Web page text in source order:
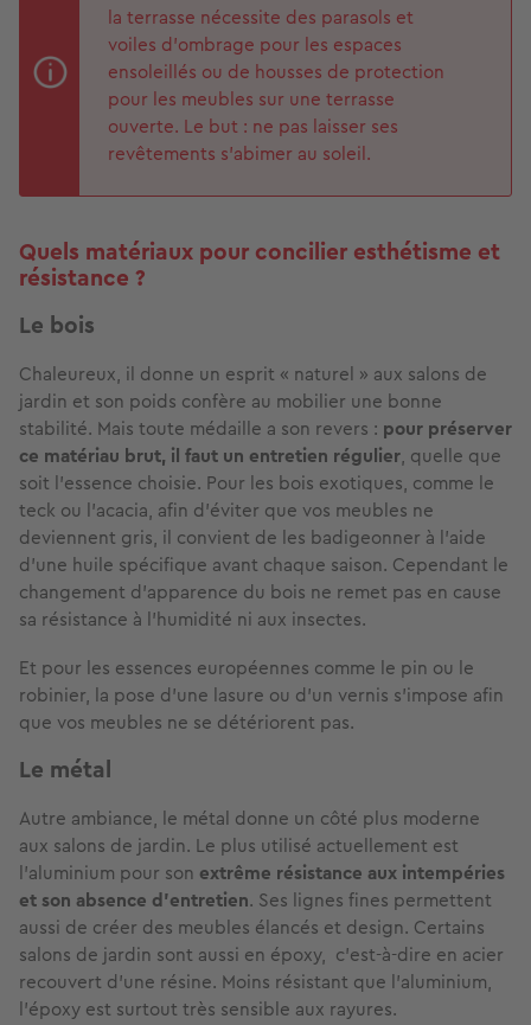
la terrasse nécessite des parasols et
voiles d’ombrage pour les espaces
ensoleillés ou de housses de protection
pour les meubles sur une terrasse
ouverte. Le but : ne pas laisser ses
revêtements s'abimer au soleil.
Quels matériaux pour concilier esthétisme et
résistance ?
Le bois
Chaleureux, il donne un esprit « naturel » aux salons de
jardin et son poids confère au mobilier une bonne
stabilité. Mais toute médaille a son revers : pour préserver
ce matériau brut, il faut un entretien régulier, quelle que
soit l’essence choisie. Pour les bois exotiques, comme le
teck ou l’acacia, afin d’éviter que vos meubles ne
deviennent gris, il convient de les badigeonner à l’aide
d’une huile spécifique avant chaque saison. Cependant le
changement d’apparence du bois ne remet pas en cause
sa résistance à l’humidité ni aux insectes.
Et pour les essences européennes comme le pin ou le
robinier, la pose d’une lasure ou d’un vernis s’impose afin
que vos meubles ne se détériorent pas.
Le métal
Autre ambiance, le métal donne un côté plus moderne
aux salons de jardin. Le plus utilisé actuellement est
l’aluminium pour son extrême résistance aux intempéries
et son absence d’entretien. Ses lignes fines permettent
aussi de créer des meubles élancés et design. Certains
salons de jardin sont aussi en époxy, c’est-à-dire en acier
recouvert d’une résine. Moins résistant que l’aluminium,
l’époxy est surtout très sensible aux rayures.